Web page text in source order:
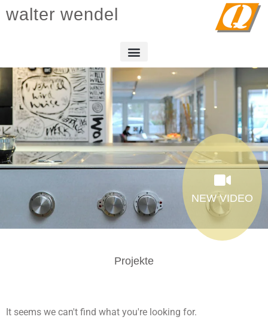
walter wendel
NEW VIDEO
Projekte
It seems we can't find what you're looking for.